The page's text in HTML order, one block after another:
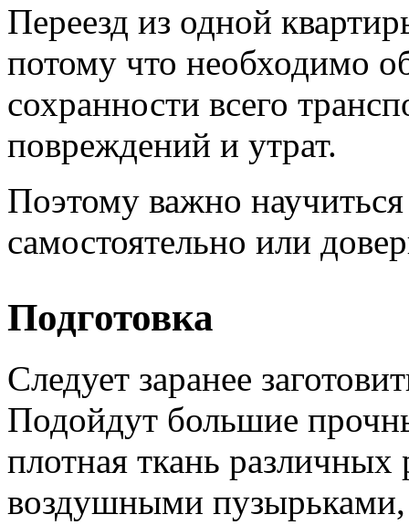
Переезд из одной
потому что необходимо
сохранности всего
повреждений и утрат.
Поэтому важно
самостоятельно или
Подготовка
Следует заранее
Подойдут большие
плотная ткань различных
воздушными пузырьками,